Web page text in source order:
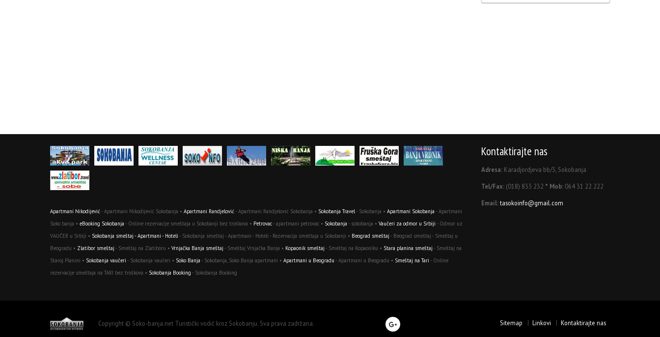
Apartmani Nikodijević- Apartmani Nikodijević Sokobanja • Apartmani Randjelović- Apartmani Randjelović Sokobanja • Sokobanja Travel - Sokobanja • Apartmani Sokobanja - Apartmani
Soko banja • eBooking Sokobanja - Online rezervacije smeštaja u Sokobanji bez troškova • Petrovac- apartmani petrovac • Sokobanja - sokobanja • Vaučeri za odmor u Srbiji - Odmor uz
VAUČER u Srbiji • Sokobanja smeštaj - Apartmani - Hoteli - Sokobanja smeštaj - Apartmani - Hoteli - Rezervacija smeštaja u Sokobanji • Beograd smeštaj - Beograd smeštaj - Smeštaj u
Beogradu • Zlatibor smeštaj - Smeštaj na Zlatiboru • Vrnjačka Banja smeštaj - Smeštaj Vrnjačka Banja • Kopaonik smeštaj - Smeštaj na Kopaoniku • Stara planina smeštaj - Smeštaj na
Staroj Planini • Sokobanja vaučeri - Sokobanja vaučeri • Soko Banja - Sokobanja, Soko Banja apartmani • Apartmani u Beogradu - Apartmani u Beogradu • Smeštaj na Tari - Online
rezervacije smeštaja na TARI bez troškova • Sokobanja Booking - Sokobanja Booking
Kontaktirajte nas
Adresa:Karadjordjeva bb/3, Sokobanja
Tel/Fax:(018) 833 232 * Mob:064 31 22 222
Email: tasokoinfo@gmail.com
Copyright © Soko-banja.net Turistički vodič kroz Sokobanju. Sva prava zadržana. Sitemap Linkovi Kontaktirajte nas